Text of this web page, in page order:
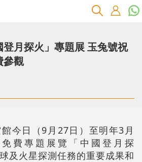
月探火」專題展 玉兔號祝
參觀
今日（9月27日）至明年3月
費專題展覽「中國登月探
及火星探測任務的重要成果和